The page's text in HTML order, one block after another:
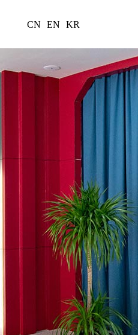
CN EN KR